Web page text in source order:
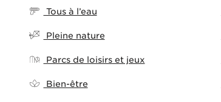
Tous à l’eau
Pleine nature
Parcs de loisirs et jeux
Bien-être